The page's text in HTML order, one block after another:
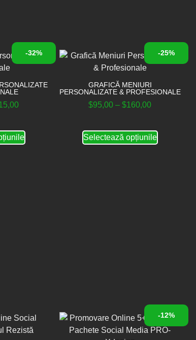
-32% -25%
GRAFICĂ MENIURI
PERSONALIZATE & PROFESIONALE
$95,00 – $160,00
Selectează opțiunile
-12%